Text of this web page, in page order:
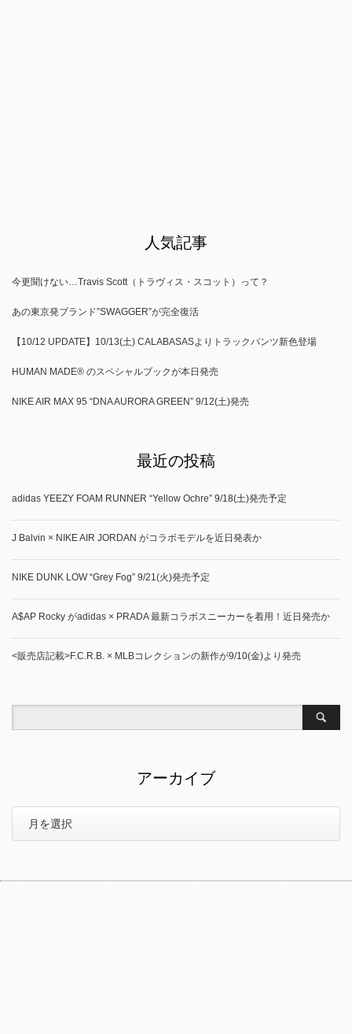
人気記事
今更聞けない…Travis Scott（トラヴィス・スコット）って？
あの東京発ブランド”SWAGGER”が完全復活
【10/12 UPDATE】10/13(土) CALABASASよりトラックパンツ新色登場
HUMAN MADE® のスペシャルブックが本日発売
NIKE AIR MAX 95 “DNA AURORA GREEN” 9/12(土)発売
最近の投稿
adidas YEEZY FOAM RUNNER “Yellow Ochre” 9/18(土)発売予定
J Balvin × NIKE AIR JORDAN がコラボモデルを近日発表か
NIKE DUNK LOW “Grey Fog” 9/21(火)発売予定
A$AP Rocky がadidas × PRADA 最新コラボスニーカーを着用！近日発売か
<販売店記載>F.C.R.B. × MLBコレクションの新作が9/10(金)より発売
アーカイブ